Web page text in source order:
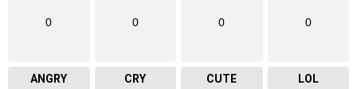
0
ANGRY
0
CRY
0
CUTE
0
LOL